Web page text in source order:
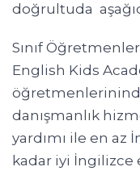
doğrultuda
Sınıf
English Kids
danışmanlık
yardımı ile en
kadar iyi